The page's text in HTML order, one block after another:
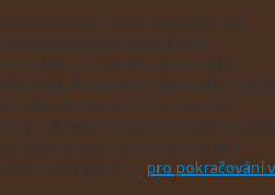
pro pokračování